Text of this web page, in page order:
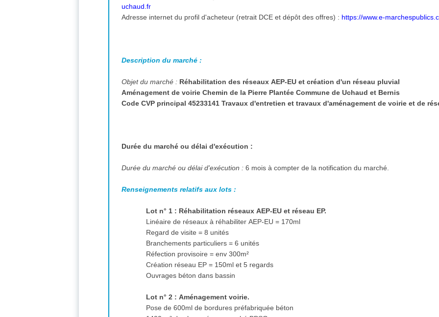
uchaud.fr
Adresse internet du profil d'acheteur (retrait DCE et dépôt des offres) : https://www.e-
Description du marché :
Objet du marché : Réhabilitation des réseaux AEP-EU et création d'un réseau pluvial
Aménagement de voirie Chemin de la Pierre Plantée Commune de Uchaud et Bernis
Code CVP principal 45233141 Travaux d'entretien et travaux d'aménagement de voirie et de
Durée du marché ou délai d'exécution :
Durée du marché ou délai d'exécution :6 mois à compter de la notification du marché.
Renseignements relatifs aux lots :
Lot n° 1 : Réhabilitation réseaux AEP-EU et réseau EP.
Linéaire de réseaux à réhabiliter AEP-EU = 170ml
Regard de visite = 8 unités
Branchements particuliers = 6 unités
Réfection provisoire = env 300m²
Création réseau EP = 150ml et 5 regards
Ouvrages béton dans bassin
Lot n° 2 : Aménagement voirie.
Pose de 600ml de bordures préfabriquée béton